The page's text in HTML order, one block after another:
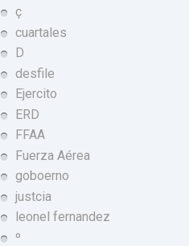
ç
cuartales
D
desfile
Ejercito
ERD
FFAA
Fuerza Aérea
goboerno
justcia
leonel fernandez
º